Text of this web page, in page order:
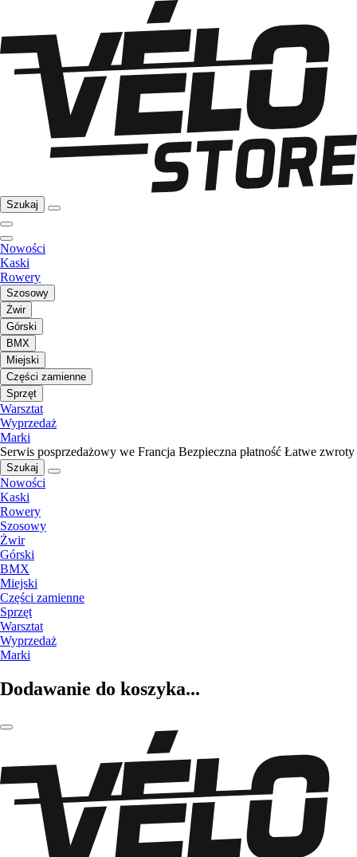
Szukaj
Nowości
Kaski
Rowery
Szosowy
Żwir
Górski
BMX
Miejski
Części zamienne
Sprzęt
Warsztat
Wyprzedaż
Marki
Serwis posprzedażowy we Francja Bezpieczna płatność Łatwe zwroty
Szukaj
Nowości
Kaski
Rowery
Szosowy
Żwir
Górski
BMX
Miejski
Części zamienne
Sprzęt
Warsztat
Wyprzedaż
Marki
Dodawanie do koszyka...